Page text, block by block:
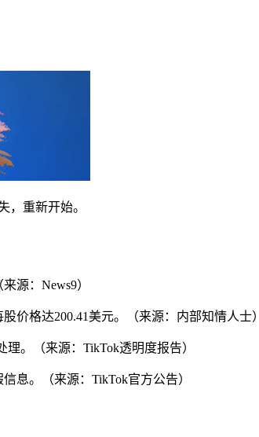
，重新开始。
源：News9）
价格达200.41美元。（来源：内部知情人士）
。（来源：TikTok透明度报告）
息。（来源：TikTok官方公告）